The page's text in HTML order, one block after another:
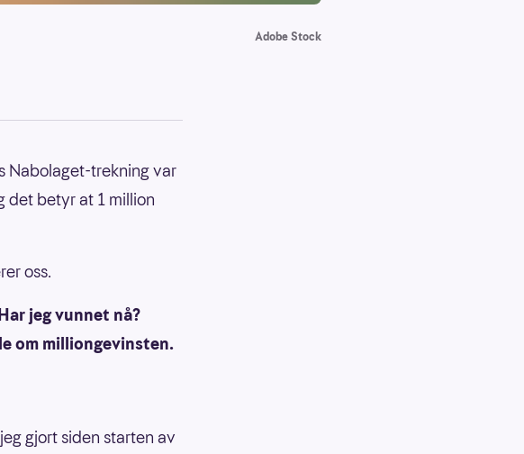
Adobe Stock
Nabolaget-trekning var
det betyr at 1 million
oss.
jeg vunnet nå?
om milliongevinsten.
gjort siden starten av